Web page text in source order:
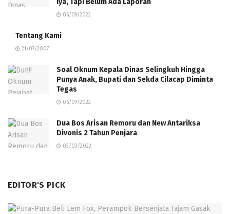
06/09/2022
Tentang Kami
21/07/2007
Soal Oknum Kepala Dinas Selingkuh Hingga
Punya Anak, Bupati dan Sekda Cilacap Diminta
Tegas
06/09/2022
Dua Bos Arisan Remoru dan New Antariksa
Divonis 2 Tahun Penjara
03/03/2022
EDITOR'S PICK